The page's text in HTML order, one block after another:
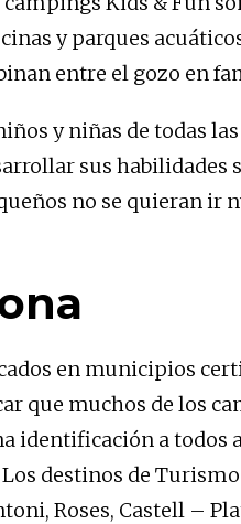
y parques
entre el gozo en
y niñas de todas
sus habilidades
no se quieran
en municipios
que muchos de los
identificación a
destinos de
Roses, Castell –